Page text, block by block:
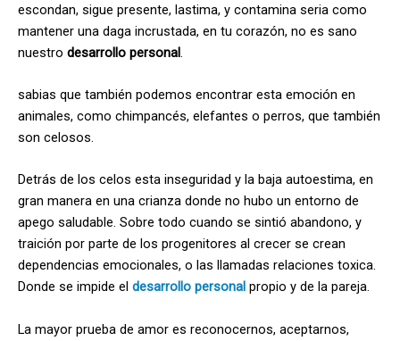
escondan, sigue presente, lastima, y contamina seria como
mantener una daga incrustada, en tu corazón, no es sano
nuestro desarrollo personal
sabias que también podemos encontrar esta emoción en
animales, como chimpancés, elefantes o perros, que también
son celosos.
Detrás de los celos esta inseguridad y la baja autoestima, en
gran manera en una crianza donde no hubo un entorno de
apego saludable. Sobre todo cuando se sintió abandono, y
traición por parte de los progenitores al crecer se crean
dependencias emocionales, o las llamadas relaciones toxica.
Donde se impide el desarrollo personal propio y de la pareja.
La mayor prueba de amor es reconocernos, aceptarnos,